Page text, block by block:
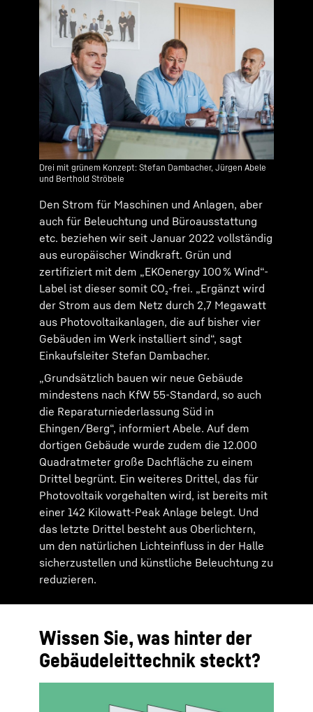
Drei mit grünem Konzept: Stefan Dambacher, Jürgen Abele
und Berthold Ströbele
Den Strom für Maschinen und Anlagen, aber
auch für Beleuchtung und Büroausstattung
etc. beziehen wir seit Januar 2022 vollständig
aus europäischer Windkraft. Grün und
zertifiziert mit dem „EKOenergy 100 % Wind“-
Label ist dieser somit CO₂-frei. „Ergänzt wird
der Strom aus dem Netz durch 2,7 Megawatt
aus Photovoltaikanlagen, die auf bisher vier
Gebäuden im Werk installiert sind“, sagt
Einkaufsleiter Stefan Dambacher.
„Grundsätzlich bauen wir neue Gebäude
mindestens nach KfW 55-Standard, so auch
die Reparaturniederlassung Süd in
Ehingen/Berg“, informiert Abele. Auf dem
dortigen Gebäude wurde zudem die 12.000
Quadratmeter große Dachfläche zu einem
Drittel begrünt. Ein weiteres Drittel, das für
Photovoltaik vorgehalten wird, ist bereits mit
einer 142 Kilowatt-Peak Anlage belegt. Und
das letzte Drittel besteht aus Oberlichtern,
um den natürlichen Lichteinfluss in der Halle
sicherzustellen und künstliche Beleuchtung zu
reduzieren.
Wissen Sie, was hinter der
Gebäudeleittechnik steckt?